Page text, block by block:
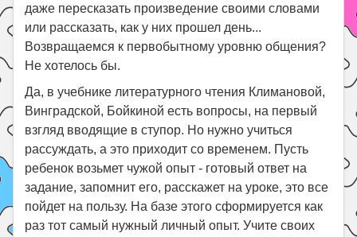
даже пересказать произведение своими словами
или рассказать, как у них прошел день...
Возвращаемся к первобытному уровню общения?
Не хотелось бы.
Да, в учебнике литературного чтения Климановой,
Винградской, Бойкиной есть вопросы, на первый
взгляд вводящие в ступор. Но нужно учиться
рассуждать, а это приходит со временем. Пусть
ребенок возьмет чужой опыт - готовый ответ на
задание, запомнит его, расскажет на уроке, это все
пойдет на пользу. На базе этого сформируется как
раз тот самый нужный личный опыт. Учите своих